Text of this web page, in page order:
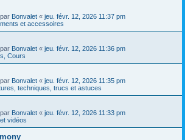
Bonvalet « jeu. févr. 12, 2026 11:37 pm
et accessoires
Bonvalet « jeu. févr. 12, 2026 11:36 pm
Cours
Bonvalet « jeu. févr. 12, 2026 11:35 pm
techniques, trucs et astuces
Bonvalet « jeu. févr. 12, 2026 11:33 pm
vidéos